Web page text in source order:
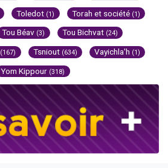
Toledot (1) Torah et société (1)
Tou Béav (3) Tou Bichvat (24)
(167) Tsniout (634) Vayichla'h (1)
Yom Kippour (318)